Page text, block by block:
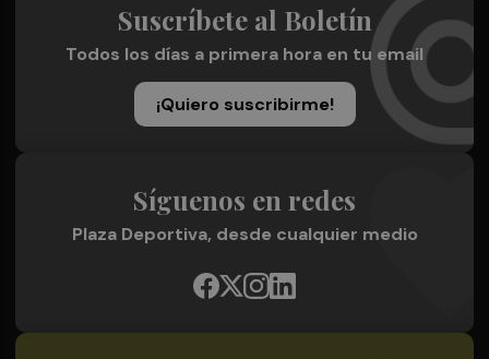
Suscríbete al Boletín
Todos los días a primera hora en tu email
¡Quiero suscribirme!
Síguenos en redes
Plaza Deportiva, desde cualquier medio